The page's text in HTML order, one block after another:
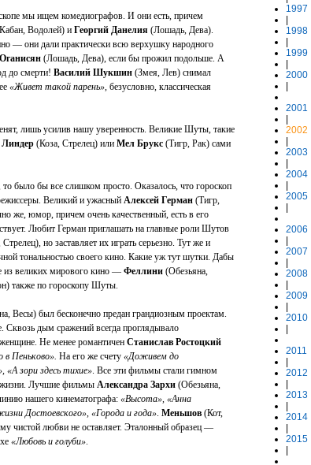
мы ищем комедиографов. И они есть, причем
Водолей) и Георгий Данелия (Лошадь, Дева).
— они дали практически всю верхушку народного
(Лошадь, Дева), если бы прожил подольше. А
до смерти! Василий Шукшин (Змея, Лев) снимал
«Живет такой парень», безусловно, классическая
лишь усилив нашу уверенность. Великие Шуты, такие
(Коза, Стрелец) или Мел Брукс (Тигр, Рак) сами
было бы все слишком просто. Оказалось, что гороскоп
Великий и ужасный Алексей Герман (Тигр,
же, юмор, причем очень качественный, есть в его
Любит Герман приглашать на главные роли Шутов
но заставляет их играть серьезно. Тут же и
тональностью своего кино. Какие уж тут шутки. Дабы
из великих мирового кино — Феллини (Обезьяна,
также по гороскопу Шуты.
Весы) был бесконечно предан грандиозным проектам.
Сквозь дым сражений всегда проглядывало
Не менее романтичен Станислав Ростоцкий
в Пеньково». На его же счету «Доживем до
«А зори здесь тихие». Все эти фильмы стали гимном
жизни. Лучшие фильмы Александра Зархи (Обезьяна,
нашего кинематографа: «Высота», «Анна
Достоевского», «Города и года». Меньшов (Кот,
чистой любви не оставляет. Эталонный образец —
«Любовь и голуби».
1997
1998
1999
2000
2001
2002
2003
2004
2005
2006
2007
2008
2009
2010
2011
2012
2013
2014
2015